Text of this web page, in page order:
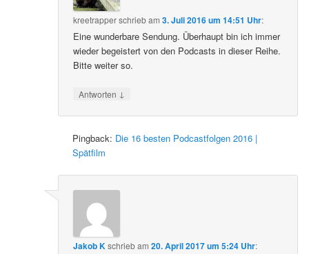
kreetrapperschriebam3. Juli 2016 um 14:51 Uhr:
Eine wunderbare Sendung. Überhaupt bin ich immer
wieder begeistert von den Podcasts in dieser Reihe.
Bitte weiter so.
Antworten ↓
Pingback: Die 16 besten Podcastfolgen 2016 |
Spätfilm
Jakob Kschriebam20. April 2017 um 5:24 Uhr: